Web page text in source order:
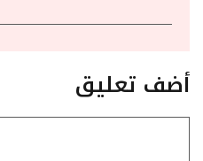
أضف تعليق